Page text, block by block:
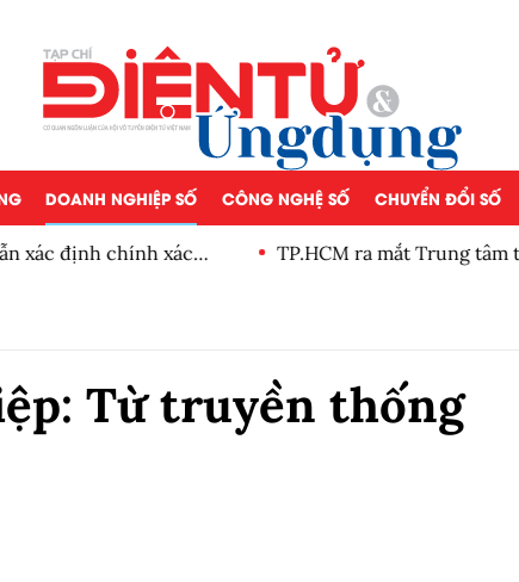
DOANH NGHIỆP SỐ CÔNG NGHỆ SỐ CHUYỂN ĐỔI SỐ
xác định chính xác
TP.HCM ra mắt Trung tâm
Từ truyền thống